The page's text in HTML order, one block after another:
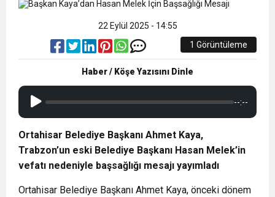
22 Eylül 2025 - 14:55
1 Görüntüleme
Haber / Köşe Yazısını Dinle
--:--
Ortahisar Belediye Başkanı Ahmet Kaya,
Trabzon’un eski Belediye Başkanı Hasan Melek’in
vefatı nedeniyle başsağlığı mesajı yayımladı
Ortahisar Belediye Başkanı Ahmet Kaya, önceki dönem